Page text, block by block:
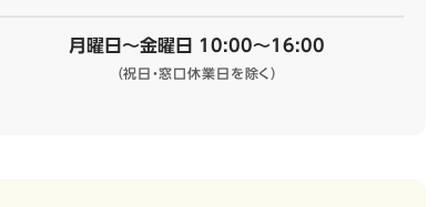
月曜日～金曜日 10:00～16:00
（祝日・窓口休業日を除く）